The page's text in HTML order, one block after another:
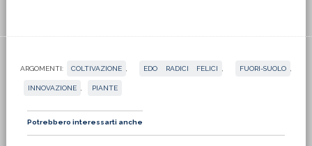
ARGOMENTI: COLTIVAZIONE EDO RADICI FELICI FUORI-SUOLO
INNOVAZIONE PIANTE
Potrebbero interessarti anche